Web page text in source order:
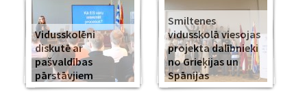
Vidusskolēni
diskutē ar
pašvaldības
pārstāvjiem
Smiltenes
vidusskolā viesojas
projekta dalībnieki
no Grieķijas un
Spānijas